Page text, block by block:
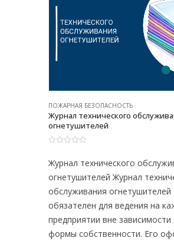
ПОЖАРНАЯ БЕЗОПАСНОСТЬ
Журнал технического
огнетушителей
Журнал технического
огнетушителей Журнал
обслуживания огнетушителей
обязателен для ведения на
предприятии вне зависимости
формы собственности. Его